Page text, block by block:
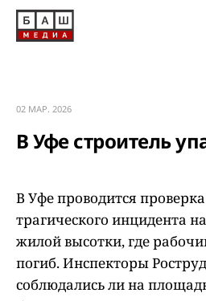
02 МАР. 2026
В Уфе строитель
В Уфе проводится проверка
трагического инцидента
жилой высотки, где
погиб. Инспекторы
соблюдались ли на